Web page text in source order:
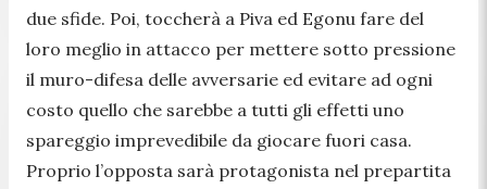
due sfide. Poi, toccherà a Piva ed Egonu fare del
loro meglio in attacco per mettere sotto pressione
il muro-difesa delle avversarie ed evitare ad ogni
costo quello che sarebbe a tutti gli effetti uno
spareggio imprevedibile da giocare fuori casa.
Proprio l’opposta sarà protagonista nel prepartita